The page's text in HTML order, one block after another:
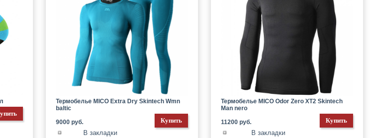
Термобелье MICO Extra Dry Skintech Wmn
baltic
9000 руб.
В закладки
Термобелье MICO Odor Zero XT2 Skintech
Man nero
11200 руб.
В закладки